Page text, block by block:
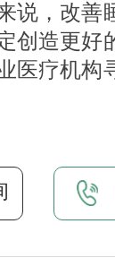
说，改善
创造更好
医疗机构